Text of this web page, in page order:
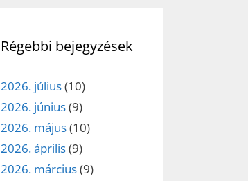
Régebbi bejegyzések
2026. július(10)
2026. június(9)
2026. május(10)
2026. április(9)
2026. március(9)